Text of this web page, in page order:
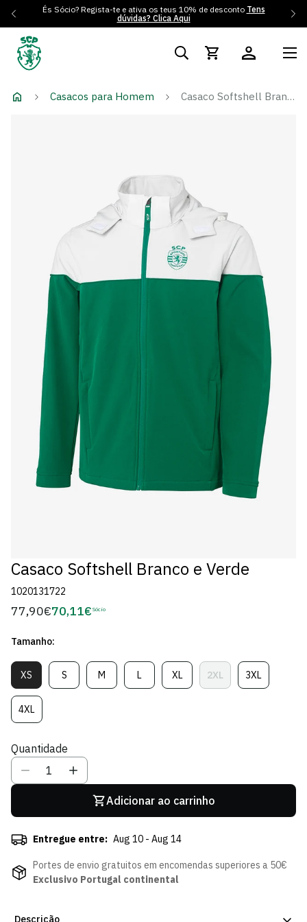
És Sócio? Regista-te e ativa os teus 10% de desconto Tens
dúvidas? Clica Aqui
Casacos para Homem Casaco Softshell Branco e Verde
Casaco Softshell Branco e Verde
1020131722
Preço
77,90€ Preço
Sócio
70,11€ Sócio
Tamanho:
XSVariante
Esgotada
Ou
Indisponível
SVariante
Esgotada
MVariante
Esgotada
LVariante
Esgotada
XLVariante
Esgotada
2XLVariante
Esgotada
3XLVariante
Esgotada
4XLVariante
Esgotada
Indisponível
Quantidade
Adicionar ao carrinho
Entregue entre: Aug 10 - Aug 14
Portes de envio gratuitos em encomendas superiores a 50€
Exclusivo Portugal continental
Descrição